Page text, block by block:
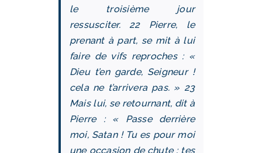
le troisième jour
ressusciter. 22 Pierre, le
prenant à part, se mit à lui
faire de vifs reproches : «
Dieu t’en garde, Seigneur !
cela ne t’arrivera pas. » 23
Mais lui, se retournant, dit à
Pierre : « Passe derrière
moi, Satan ! Tu es pour moi
une occasion de chute : tes